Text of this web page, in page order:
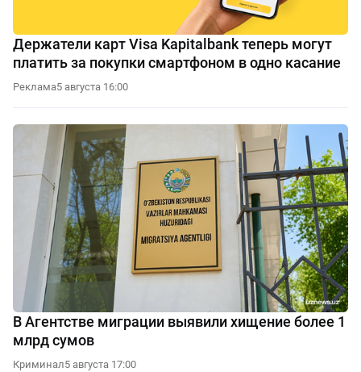
Держатели карт Visa Kapitalbank теперь могут
платить за покупки смартфоном в одно касание
Реклама5 августа 16:00
В Агентстве миграции выявили хищение более 1
млрд сумов
Криминал5 августа 17:00